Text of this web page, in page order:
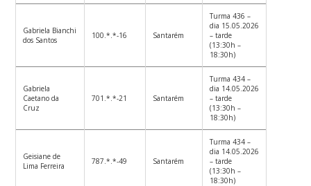
Gabriela Bianchi
dos Santos
100.*.*-16 Santarém
Turma 436 –
dia 15.05.2026
– tarde
(13:30h –
18:30h)
Gabriela
Caetano da
Cruz
701.*.*-21 Santarém
Turma 434 –
dia 14.05.2026
– tarde
(13:30h –
18:30h)
Geisiane de
Lima Ferreira
787.*.*-49 Santarém
Turma 434 –
dia 14.05.2026
– tarde
(13:30h –
18:30h)